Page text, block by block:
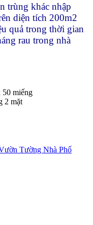
trùng khác nhập
diện tích 200m2
quả trong thời gian
rau trong nhà
50 miếng
2 mặt
Tường Nhà Phố